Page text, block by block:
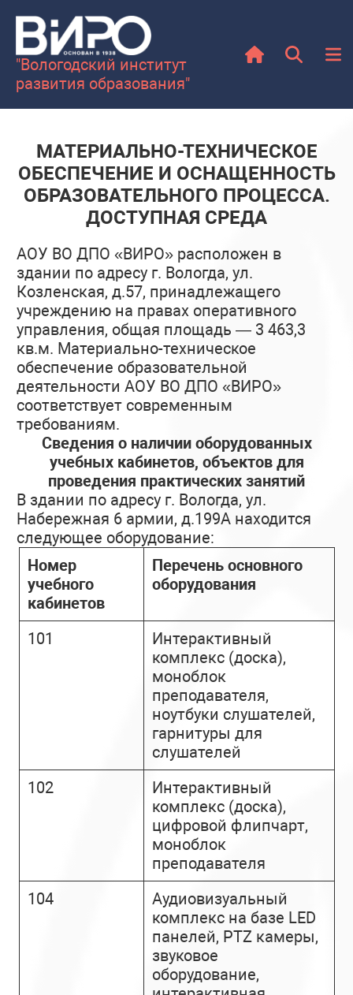
"Вологодский институт
развития образования"
МАТЕРИАЛЬНО-ТЕХНИЧЕСКОЕ
ОБЕСПЕЧЕНИЕ И ОСНАЩЕННОСТЬ
ОБРАЗОВАТЕЛЬНОГО ПРОЦЕССА.
ДОСТУПНАЯ СРЕДА
АОУ ВО ДПО «ВИРО» расположен в
здании по адресу г. Вологда, ул.
Козленская, д.57, принадлежащего
учреждению на правах оперативного
управления, общая площадь — 3 463,3
кв.м. Материально-техническое
обеспечение образовательной
деятельности АОУ ВО ДПО «ВИРО»
соответствует современным
требованиям.
Сведения о наличии оборудованных
учебных кабинетов, объектов для
проведения практических занятий
В здании по адресу г. Вологда, ул.
Набережная 6 армии, д.199А находится
следующее оборудование:
Номер
учебного
кабинетов
Перечень основного
оборудования
101
Интерактивный
комплекс (доска),
моноблок
преподавателя,
ноутбуки слушателей,
гарнитуры для
слушателей
102
Интерактивный
комплекс (доска),
цифровой флипчарт,
моноблок
преподавателя
104
Аудиовизуальный
комплекс на базе LED
панелей, PTZ камеры,
звуковое
оборудование,